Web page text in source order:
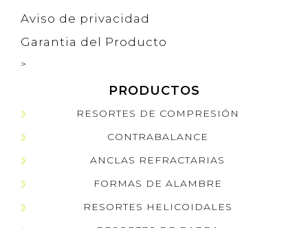
Aviso de privacidad
Garantia del Producto
>
PRODUCTOS
RESORTES DE COMPRESIÓN
CONTRABALANCE
ANCLAS REFRACTARIAS
FORMAS DE ALAMBRE
RESORTES HELICOIDALES